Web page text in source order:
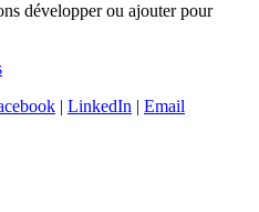
développer ou ajouter pour
| LinkedIn | Email